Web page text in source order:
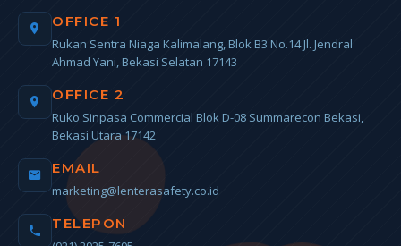
OFFICE 1
Rukan Sentra Niaga Kalimalang, Blok B3 No.14 Jl. Jendral
Ahmad Yani, Bekasi Selatan 17143
OFFICE 2
Ruko Sinpasa Commercial Blok D-08 Summarecon Bekasi,
Bekasi Utara 17142
EMAIL
marketing@lenterasafety.co.id
TELEPON